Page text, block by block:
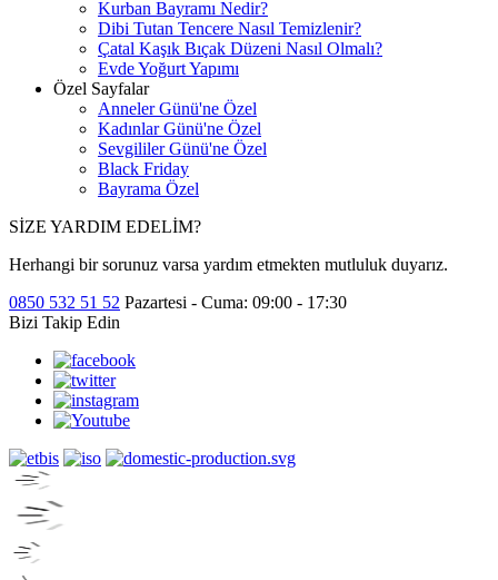
Kurban Bayramı Nedir?
Dibi Tutan Tencere Nasıl Temizlenir?
Çatal Kaşık Bıçak Düzeni Nasıl Olmalı?
Evde Yoğurt Yapımı
Özel Sayfalar
Anneler Günü'ne Özel
Kadınlar Günü'ne Özel
Sevgililer Günü'ne Özel
Black Friday
Bayrama Özel
SİZE YARDIM EDELİM?
Herhangi bir sorunuz varsa yardım etmekten mutluluk duyarız.
0850 532 51 52 Pazartesi - Cuma: 09:00 - 17:30
Bizi Takip Edin